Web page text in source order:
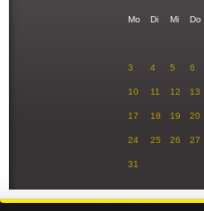
Mo Di Mi Do
3 4 5 6
10 11 12 13
17 18 19 20
24 25 26 27
31